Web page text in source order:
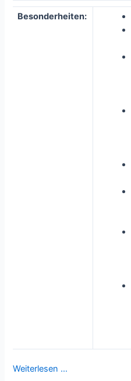
Besonderheiten:
Weiterlesen …